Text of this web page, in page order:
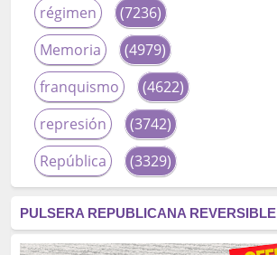
régimen
(7236)
Memoria
(4979)
franquismo
(4622)
represión
(3742)
República
(3329)
fascismo
(2677)
PULSERA REPUBLICANA REVERSIBLE